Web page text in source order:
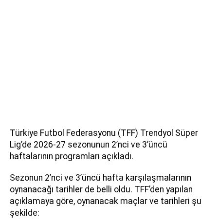
Türkiye Futbol Federasyonu (TFF) Trendyol Süper
Lig’de 2026-27 sezonunun 2’nci ve 3’üncü
haftalarının programları açıkladı.
Sezonun 2’nci ve 3’üncü hafta karşılaşmalarının
oynanacağı tarihler de belli oldu. TFF’den yapılan
açıklamaya göre, oynanacak maçlar ve tarihleri şu
şekilde: